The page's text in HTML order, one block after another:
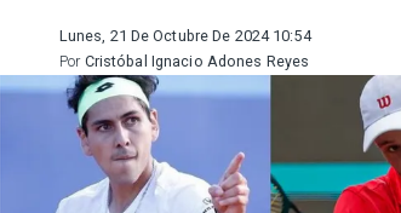
Lunes, 21 De Octubre De 2024 10:54
Cristóbal Ignacio Adones Reyes
Por